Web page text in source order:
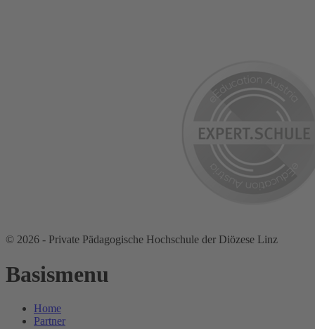
© 2026 - Private Pädagogische Hochschule der Diözese Linz
Basismenu
Home
Partner